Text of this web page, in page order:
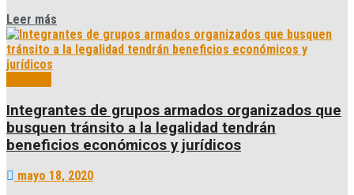
Leer más
Integrantes de grupos armados organizados que
busquen tránsito a la legalidad tendrán
beneficios económicos y jurídicos
mayo 18, 2020